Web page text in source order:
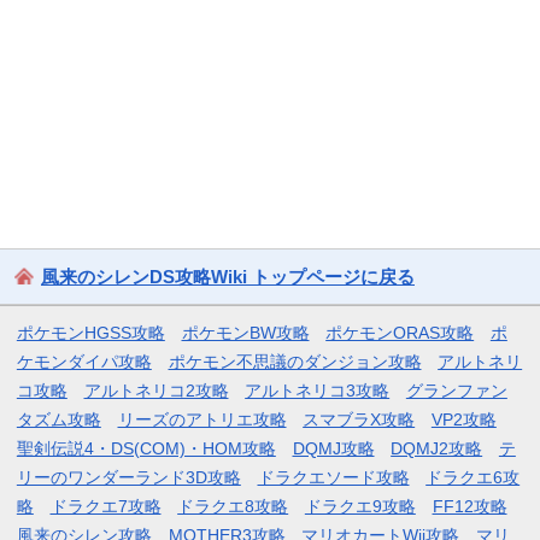
風来のシレンDS攻略Wiki トップページに戻る
ポケモンHGSS攻略 ポケモンBW攻略 ポケモンORAS攻略
ポ
ケモンダイパ攻略
ポケモン不思議のダンジョン攻略
アルトネリ
コ攻略
アルトネリコ2攻略 アルトネリコ3攻略
グランファン
タズム攻略
リーズのアトリエ攻略 スマブラX攻略
VP2攻略
聖剣伝説4・DS(COM)・HOM攻略
DQMJ攻略 DQMJ2攻略
テ
リーのワンダーランド3D攻略
ドラクエソード攻略
ドラクエ6攻
略
ドラクエ7攻略 ドラクエ8攻略 ドラクエ9攻略
FF12攻略
風来のシレン攻略
MOTHER3攻略 マリオカートWii攻略 マリ